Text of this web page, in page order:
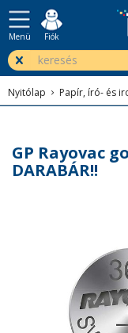
Menü Fiók
Nyitólap Papír, író- és
GP Rayovac
DARABÁR!!